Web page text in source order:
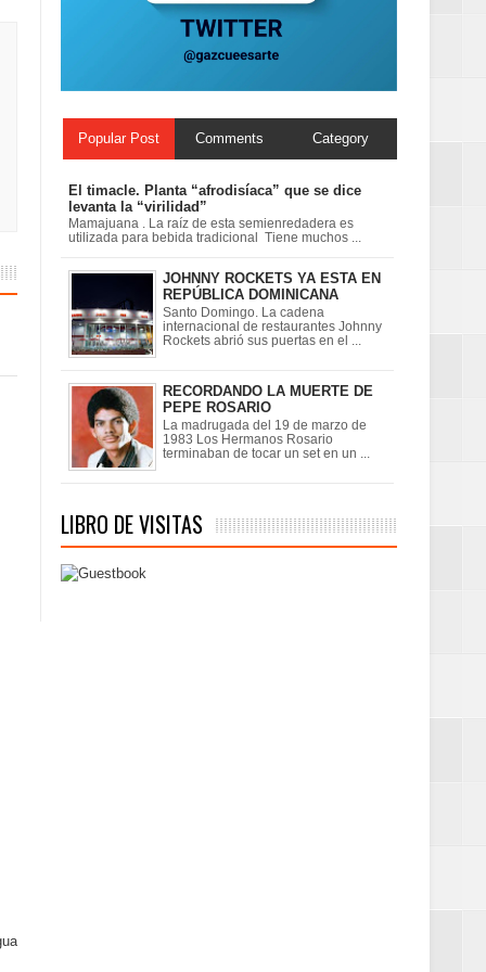
perspectiva
Popular Post Comments Category
El timacle. Planta “afrodisíaca” que se dice
levanta la “virilidad”
Mamajuana . La raíz de esta semienredadera es
utilizada para bebida tradicional Tiene muchos ...
JOHNNY ROCKETS YA ESTA EN
REPÚBLICA DOMINICANA
Santo Domingo. La cadena
internacional de restaurantes Johnny
Rockets abrió sus puertas en el ...
RECORDANDO LA MUERTE DE
PEPE ROSARIO
La madrugada del 19 de marzo de
1983 Los Hermanos Rosario
terminaban de tocar un set en un ...
LIBRO DE VISITAS